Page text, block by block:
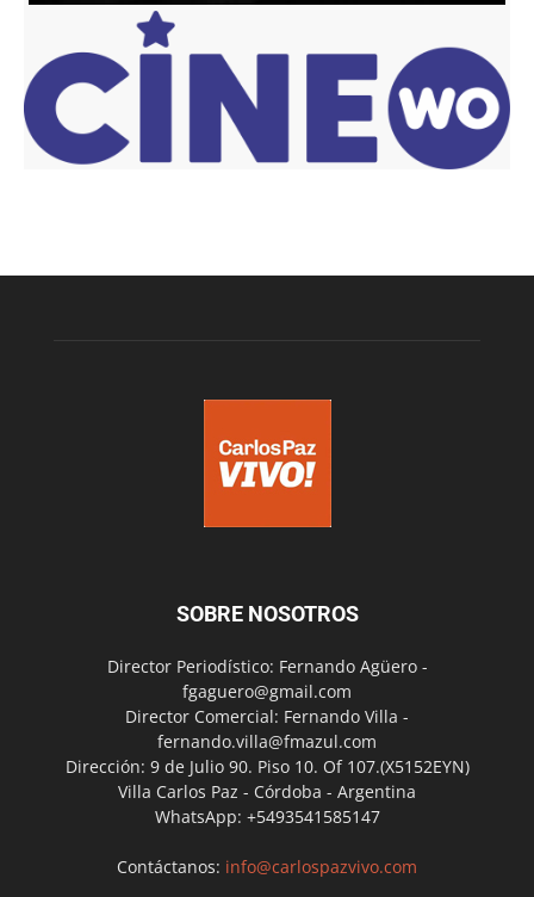
SOBRE NOSOTROS
Director Periodístico: Fernando Agüero -
fgaguero@gmail.com
Director Comercial: Fernando Villa -
fernando.villa@fmazul.com
Dirección: 9 de Julio 90. Piso 10. Of 107.(X5152EYN)
Villa Carlos Paz - Córdoba - Argentina
WhatsApp: +5493541585147
Contáctanos: info@carlospazvivo.com